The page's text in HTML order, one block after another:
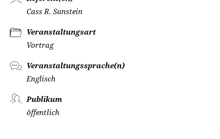
Cass R. Sunstein
Veranstaltungsart
Vortrag
Veranstaltungssprache(n)
Englisch
Publikum
öffentlich